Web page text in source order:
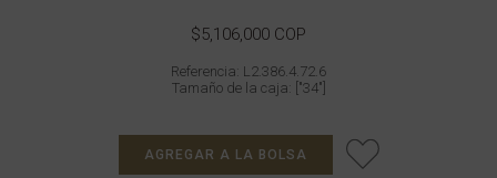
$5,106,000 COP
Referencia: L2.386.4.72.6
Tamaño de la caja: ["34"]
AGREGAR A LA BOLSA